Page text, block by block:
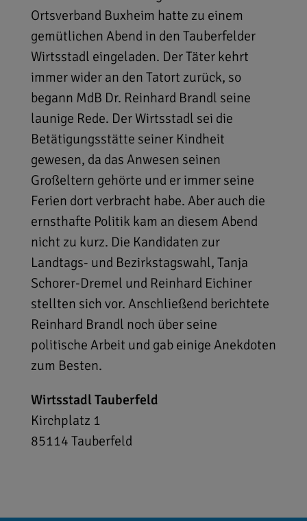
Ortsverband Buxheim hatte zu einem
gemütlichen Abend in den Tauberfelder
Wirtsstadl eingeladen. Der Täter kehrt
immer wider an den Tatort zurück, so
begann MdB Dr. Reinhard Brandl seine
launige Rede. Der Wirtsstadl sei die
Betätigungsstätte seiner Kindheit
gewesen, da das Anwesen seinen
Großeltern gehörte und er immer seine
Ferien dort verbracht habe. Aber auch die
ernsthafte Politik kam an diesem Abend
nicht zu kurz. Die Kandidaten zur
Landtags- und Bezirkstagswahl, Tanja
Schorer-Dremel und Reinhard Eichiner
stellten sich vor. Anschließend berichtete
Reinhard Brandl noch über seine
politische Arbeit und gab einige Anekdoten
zum Besten.
Wirtsstadl Tauberfeld
Kirchplatz 1
85114 Tauberfeld